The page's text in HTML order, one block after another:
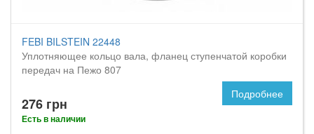
FEBI BILSTEIN 22448
Уплотняющее кольцо вала, фланец ступенчатой коробки
передач на Пежо 807
276 грн
Есть в наличии
Подробнее